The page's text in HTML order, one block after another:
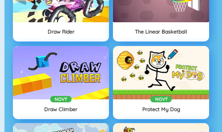
Draw Rider The Linear Basketball
NOVÝ
Draw Climber
NOVÝ
Protect My Dog